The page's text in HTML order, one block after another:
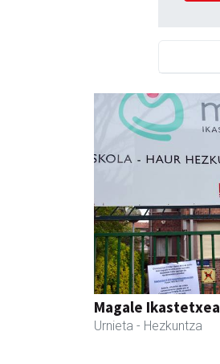
Magale Ikastetxea
Urnieta - Hezkuntza